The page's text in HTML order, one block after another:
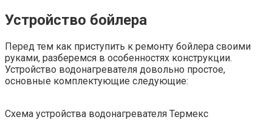
Устройство бойлера
Перед тем как приступить к ремонту бойлера своими
руками, разберемся в особенностях конструкции.
Устройство водонагревателя довольно простое,
основные комплектующие следующие:
Схема устройства водонагревателя Термекс